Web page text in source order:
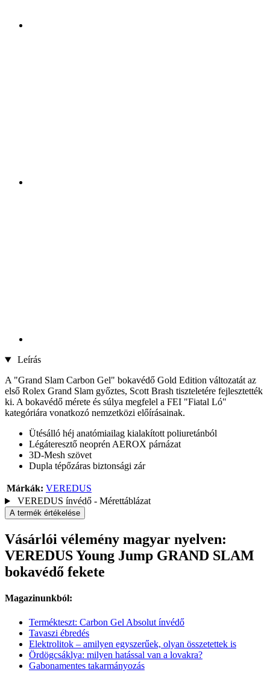
Leírás
A "Grand Slam Carbon Gel" bokavédő Gold Edition változatát az
első Rolex Grand Slam győztes, Scott Brash tiszteletére fejlesztették
ki. A bokavédő mérete és súlya megfelel a FEI "Fiatal Ló"
kategóriára vonatkozó nemzetközi előírásainak.
Ütésálló héj anatómiailag kialakított poliuretánból
Légáteresztő neoprén AEROX párnázat
3D-Mesh szövet
Dupla tépőzáras biztonsági zár
Márkák: VEREDUS
VEREDUS ínvédő - Mérettáblázat
A termék értékelése
Vásárlói vélemény magyar nyelven:
VEREDUS Young Jump GRAND SLAM
bokavédő fekete
Magazinunkból:
Termékteszt: Carbon Gel Absolut ínvédő
Tavaszi ébredés
Elektrolitok – amilyen egyszerűek, olyan összetettek is
Ördögcsáklya: milyen hatással van a lovakra?
Gabonamentes takarmányozás